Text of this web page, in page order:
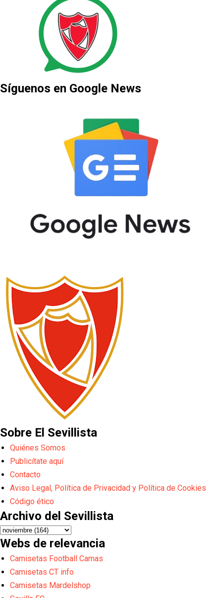
Síguenos en Google News
Sobre El Sevillista
Quiénes Somos
Publicítate aquí
Contacto
Aviso Legal, Política de Privacidad y Política de Cookies
Código ético
Archivo del Sevillista
Webs de relevancia
Camisetas Football Camas
Camisetas CT info
Camisetas Mardelshop